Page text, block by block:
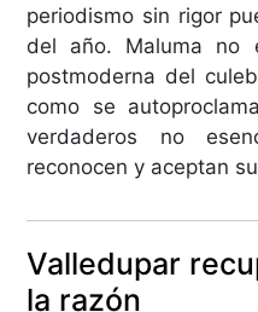
periodismo sin rigor
del año. Maluma no
postmoderna del
como se
verdaderos no
reconocen y aceptan
Valledupar
la razón